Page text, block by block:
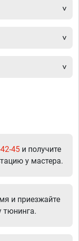
45 и получите
у мастера.
и приезжайте
тюнинга.